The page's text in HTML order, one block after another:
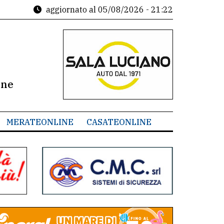
aggiornato al 05/08/2026 - 21:22
MERATEONLINE CASATEONLINE